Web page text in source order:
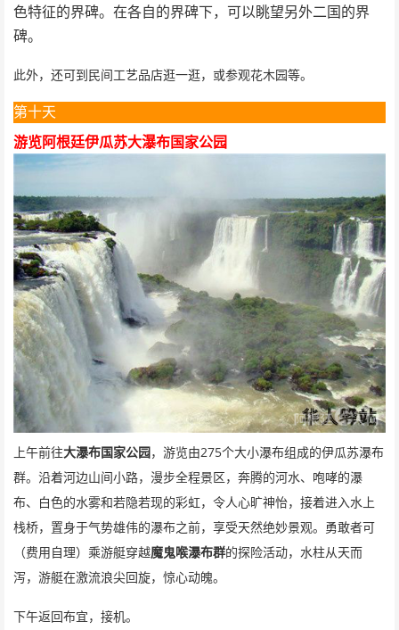
色特征的界碑。在各自的界碑下，可以眺望另外二国的界
碑。
此外，还可到民间工艺品店逛一逛，或参观花木园等。
第十天
游览阿根廷伊瓜苏大瀑布国家公园
上午前往大瀑布国家公园 ，游览由275个大小瀑布组成的伊瓜苏瀑布
群。沿着河边山间小路，漫步全程景区，奔腾的河水、咆哮的瀑
布、白色的水雾和若隐若现的彩虹，令人心旷神怡，接着进入水上
栈桥，置身于气势雄伟的瀑布之前，享受天然绝妙景观。勇敢者可
（费用自理）乘游艇穿越魔鬼喉瀑布群的探险活动，水柱从天而
泻，游艇在激流浪尖回旋，惊心动魄。
下午返回布宜，接机。